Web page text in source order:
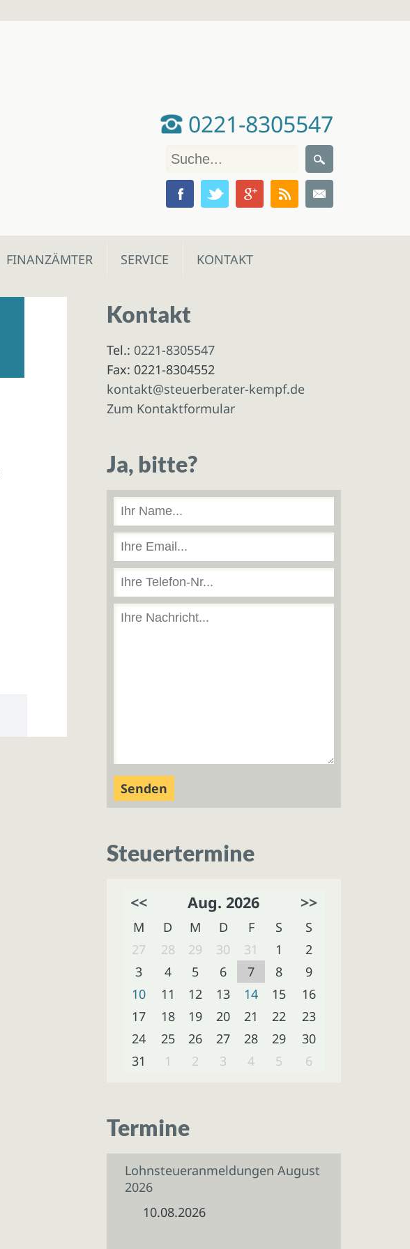
0221-8305547
FINANZÄMTER SERVICE KONTAKT
Kontakt
Tel.: 0221-8305547
Fax: 0221-8304552
kontakt@steuerberater-kempf.de
Zum Kontaktformular
Ja, bitte?
Steuertermine
<< Aug. 2026 >>
M D M D F S
S
27
28 29 30 31 1
2
3
4 5 6 7 8
9
10
11 12 13 14 15
16
17
18 19 20 21 22
23
24
25 26 27 28 29
30
31
1 2 3 4 5 6
Termine
Lohnsteueranmeldungen August
2026
10.08.2026